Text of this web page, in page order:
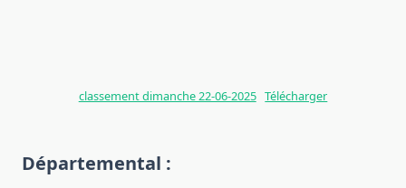
classement dimanche 22-06-2025 Télécharger
Départemental :